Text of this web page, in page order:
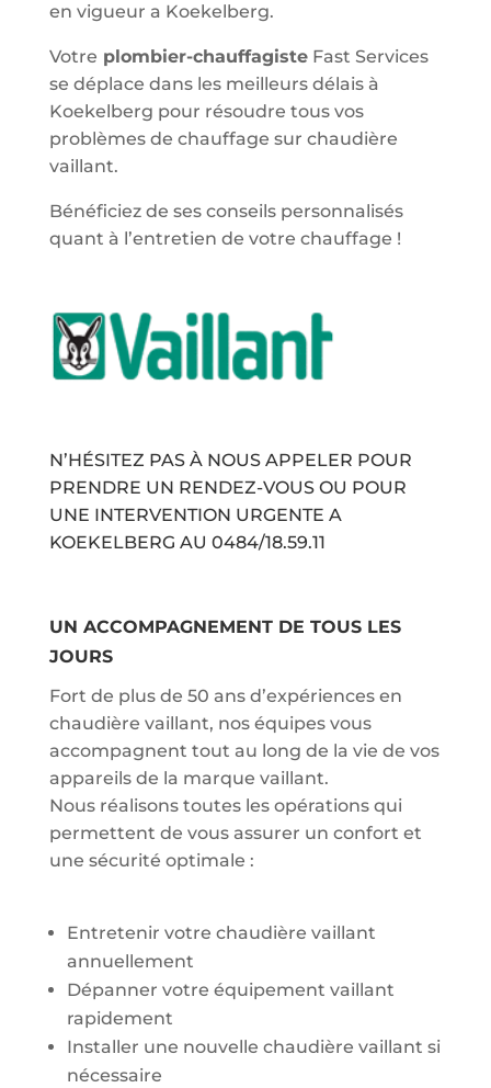
en vigueur a Koekelberg.
Votre plombier-chauffagisteFast Services
se déplace dans les meilleurs délais à
Koekelberg pour résoudre tous vos
problèmes de chauffage sur chaudière
vaillant.
Bénéficiez de ses conseils personnalisés
quant à l’entretien de votre chauffage !
N’HÉSITEZ PAS À NOUS APPELER POUR
PRENDRE UN RENDEZ-VOUS OU POUR
UNE INTERVENTION URGENTE A
KOEKELBERG AU 0484/18.59.11
UN ACCOMPAGNEMENT DE TOUS LES
JOURS
Fort de plus de 50 ans d’expériences en
chaudière vaillant, nos équipes vous
accompagnent tout au long de la vie de vos
appareils de la marque vaillant.
Nous réalisons toutes les opérations qui
permettent de vous assurer un confort et
une sécurité optimale :
Entretenir votre chaudière vaillant
annuellement
Dépanner votre équipement vaillant
rapidement
Installer une nouvelle chaudière vaillant si
nécessaire